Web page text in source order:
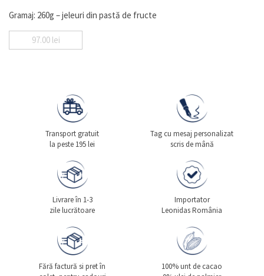
Gramaj: 260g – jeleuri din pastă de fructe
97.00 lei
Transport gratuit
la peste 195 lei
Tag cu mesaj personalizat
scris de mână
Livrare în 1-3
zile lucrătoare
Importator
Leonidas România
Fără factură si pret în
100% unt de cacao